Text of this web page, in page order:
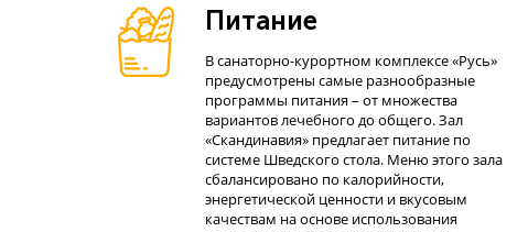
Питание
В санаторно-курортном комплексе «Русь»
предусмотрены самые разнообразные
программы питания – от множества
вариантов лечебного до общего. Зал
«Скандинавия» предлагает питание по
системе Шведского стола. Меню этого зала
сбалансировано по калорийности,
энергетической ценности и вкусовым
качествам на основе использования